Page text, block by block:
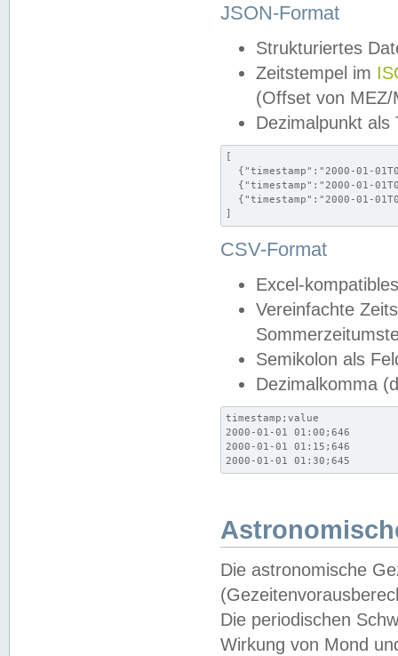
JSON-Format
Strukturiertes
Zeitstempel im
(Offset von MEZ/
Dezimalpunkt als
[
{"timestamp":"2000-01-
{"timestamp":"2000-01-
{"timestamp":"2000-01-
]
CSV-Format
Excel-
Vereinfachte
Semikolon als
Dezimalkomma
timestamp;value
2000-01-01 01:00;646
2000-01-01 01:15;646
2000-01-01 01:30;645
Die astronomische
Die periodischen
Wirkung von Mond